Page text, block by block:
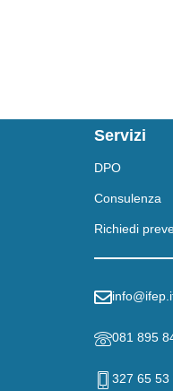
Servizi
DPO
Consulenza
Richiedi
081 895
327 65 53